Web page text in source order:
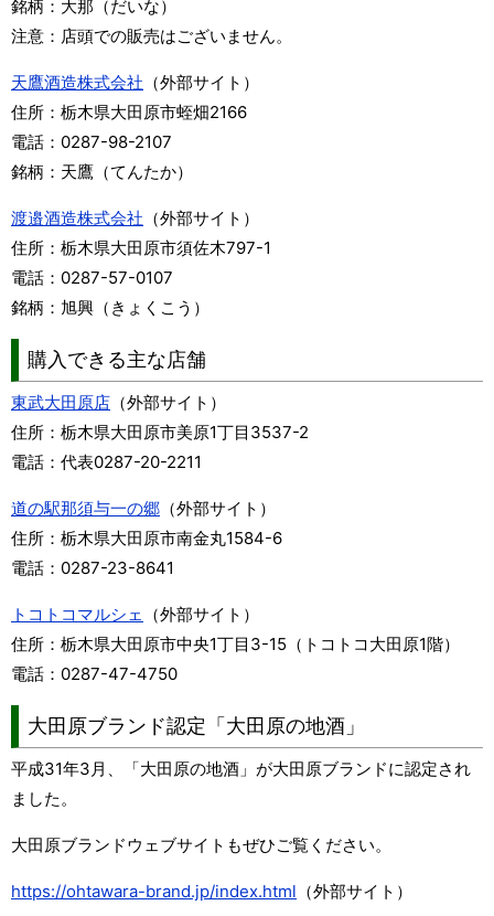
銘柄：大那（だいな）
注意：店頭での販売はございません。
天鷹酒造株式会社 （外部サイト）
住所：栃木県大田原市蛭畑2166
電話：0287-98-2107
銘柄：天鷹（てんたか）
渡邉酒造株式会社 （外部サイト）
住所：栃木県大田原市須佐木797-1
電話：0287-57-0107
銘柄：旭興（きょくこう）
購入できる主な店舗
東武大田原店 （外部サイト）
住所：栃木県大田原市美原1丁目3537-2
電話：代表0287-20-2211
道の駅那須与一の郷 （外部サイト）
住所：栃木県大田原市南金丸1584-6
電話：0287-23-8641
トコトコマルシェ （外部サイト）
住所：栃木県大田原市中央1丁目3-15（トコトコ大田原1階）
電話：0287-47-4750
大田原ブランド認定「大田原の地酒」
平成31年3月、「大田原の地酒」が大田原ブランドに認定され
ました。
大田原ブランドウェブサイトもぜひご覧ください。
https://ohtawara-brand.jp/index.html （外部サイト）